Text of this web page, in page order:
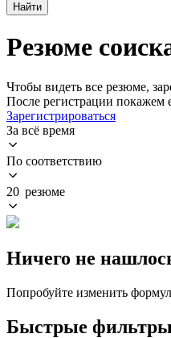
Найти
Резюме
Чтобы видеть все резюме,
После регистрации покажем
Зарегистрироваться
За всё время
По соответствию
20 резюме
Ничего не
Попробуйте изменить
Быстрые фильтры